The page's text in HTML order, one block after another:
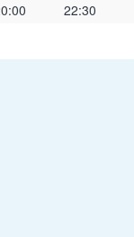
22:30